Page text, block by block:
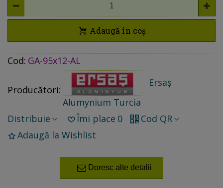
Adaugă în coș
Cod: GA-95x12-AL
Producători:
Ersaș
Alumynium Turcia
Distribuie
Îmi place 0
Cod QR
Adaugă la Wishlist
Doresc alte detalii